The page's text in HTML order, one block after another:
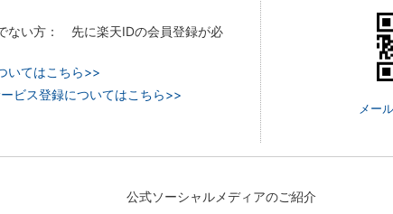
ない方： 先に楽天IDの会員登録が必
いてはこちら>>
ビス登録についてはこちら>>
メー
公式ソーシャルメディアのご紹介